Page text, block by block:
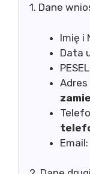
1. Dane
Imię i
Data
Email: